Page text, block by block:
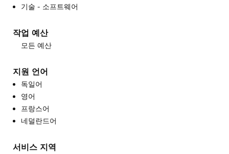
영업 지도 및 교육
완전한 인바운드 마케팅 서비스
웹사이트 개발
웹사이트 마이그레이션
커뮤니티 관리
프로그래밍 가능한 자동화
기술 - 소프트웨어
작업 예산
모든 예산
지원 언어
독일어
영어
프랑스어
네덜란드어
서비스 지역